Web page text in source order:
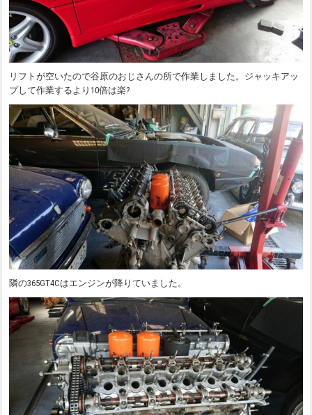
リフトが空いたので谷原のおじさんの所で作業しました。ジャッキアッ
プして作業するより10倍は楽?
隣の365GT4Cはエンジンが降りていました。